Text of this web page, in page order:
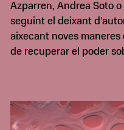
Azparren, Andrea Soto
seguint el deixant
aixecant noves maneres
de recuperar el poder